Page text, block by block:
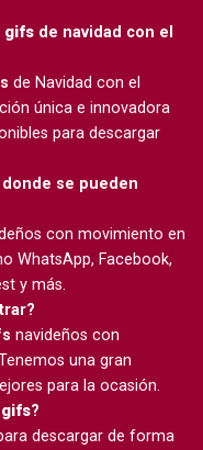
gifs de navidad con el
de Navidad con el
única e innovadora
para descargar
se pueden
con movimiento en
WhatsApp, Facebook,
y más.
navideños con
una gran
para la ocasión.
gifs?
descargar de forma